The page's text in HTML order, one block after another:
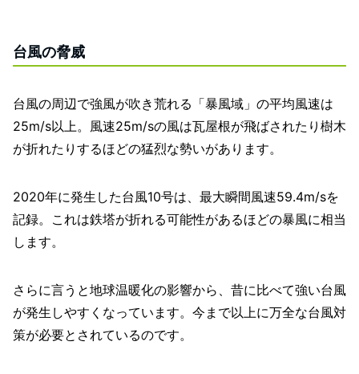
台風の脅威
台風の周辺で強風が吹き荒れる「暴風域」の平均風速は
25m/s以上。風速25m/sの風は瓦屋根が飛ばされたり樹木
が折れたりするほどの猛烈な勢いがあります。
2020年に発生した台風10号は、最大瞬間風速59.4m/sを
記録。これは鉄塔が折れる可能性があるほどの暴風に相当
します。
さらに言うと地球温暖化の影響から、昔に比べて強い台風
が発生しやすくなっています。今まで以上に万全な台風対
策が必要とされているのです。